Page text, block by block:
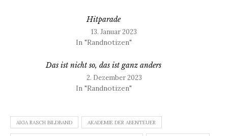
Hitparade
13. Januar 2023
In "Randnotizen"
Das ist nicht so, das ist ganz anders
2. Dezember 2023
In "Randnotizen"
AIGA RASCH BILDBAND AKADEMIE DER ABENTEUER